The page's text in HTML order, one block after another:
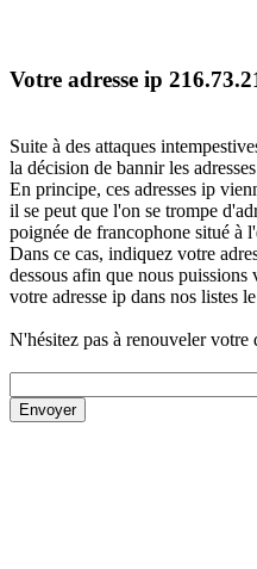
Votre adresse ip
Suite à des attaques
la décision de bannir les
En principe, ces adresses ip
il se peut que l'on se trompe
poignée de francophone situé à
Dans ce cas, indiquez votre
dessous afin que nous
votre adresse ip dans nos listes
N'hésitez pas à renouveler votre